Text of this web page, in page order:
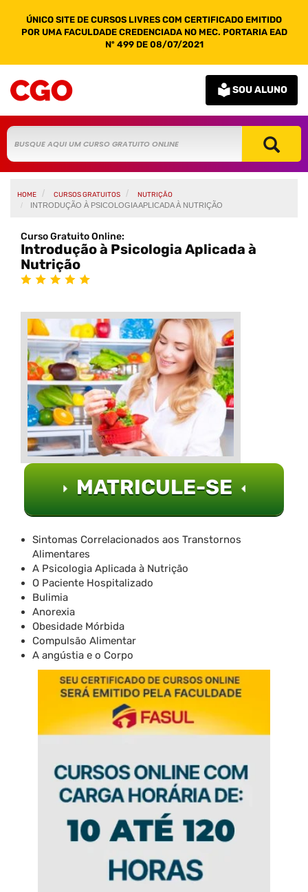
ÚNICO SITE DE CURSOS LIVRES COM CERTIFICADO EMITIDO
POR UMA FACULDADE CREDENCIADA NO MEC. PORTARIA EAD
Nº 499 DE 08/07/2021
SOU ALUNO
HOME CURSOS GRATUITOS
NUTRIÇÃO
INTRODUÇÃO À PSICOLOGIA APLICADA À NUTRIÇÃO
Curso Gratuito Online:
Introdução à Psicologia Aplicada à
Nutrição
MATRICULE-SE
Sintomas Correlacionados aos Transtornos
Alimentares
A Psicologia Aplicada à Nutrição
O Paciente Hospitalizado
Bulimia
Anorexia
Obesidade Mórbida
Compulsão Alimentar
A angústia e o Corpo